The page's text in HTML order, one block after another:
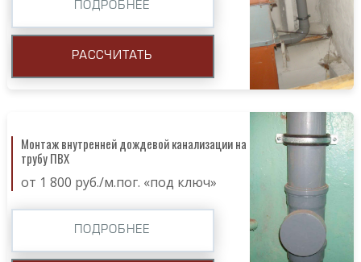
ПОДРОБНЕЕ
РАССЧИТАТЬ
Монтаж внутренней дождевой канализации на
трубу ПВХ
от 1 800 руб./м.пог. «под ключ»
ПОДРОБНЕЕ